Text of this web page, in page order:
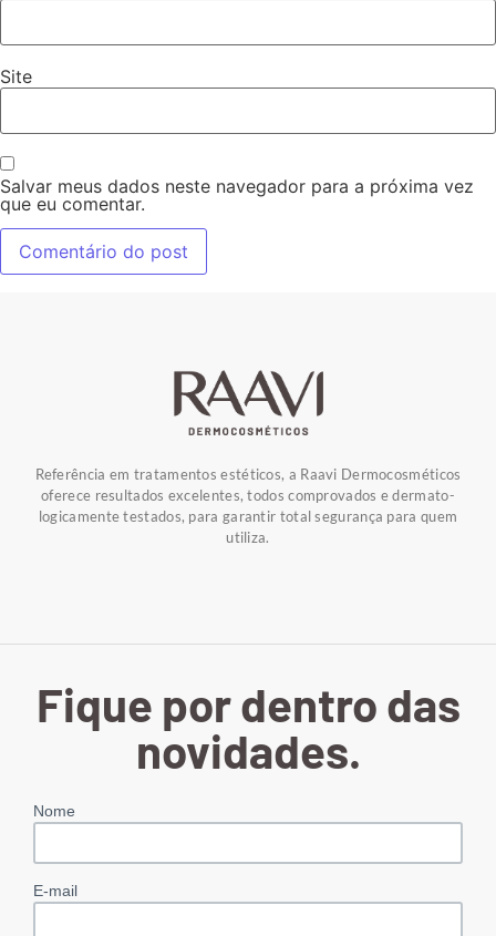
Site
Salvar meus dados neste navegador para a próxima vez
que eu comentar.
Referência em tratamentos estéticos, a Raavi Dermocosméticos
oferece resultados excelentes, todos comprovados e dermato-
logicamente testados, para garantir total segurança para quem
utiliza.
Fique por dentro das
novidades.
Nome
E-mail